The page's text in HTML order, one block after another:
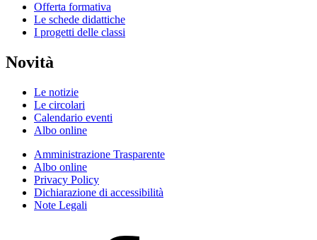
Offerta formativa
Le schede didattiche
I progetti delle classi
Novità
Le notizie
Le circolari
Calendario eventi
Albo online
Amministrazione Trasparente
Albo online
Privacy Policy
Dichiarazione di accessibilità
Note Legali